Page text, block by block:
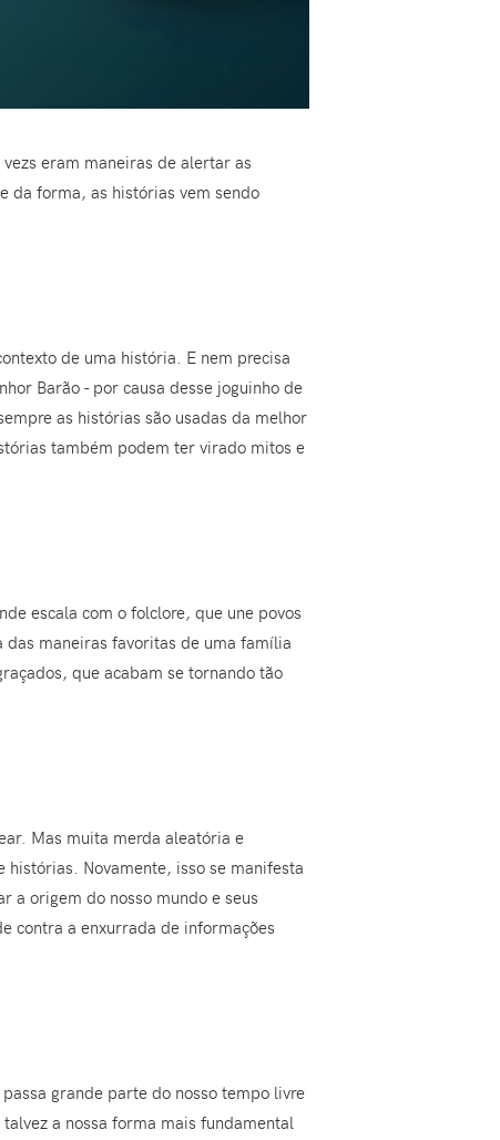
eram maneiras de alertar as
da forma, as histórias vem sendo
de uma história. E nem precisa
Barão - por causa desse joguinho de
as histórias são usadas da melhor
também podem ter virado mitos e
escala com o folclore, que une povos
das maneiras favoritas de uma família
que acabam se tornando tão
Mas muita merda aleatória e
Novamente, isso se manifesta
a origem do nosso mundo e seus
contra a enxurrada de informações
grande parte do nosso tempo livre
a nossa forma mais fundamental